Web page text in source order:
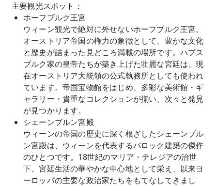
主要観光スポット：
ホーフブルク王宮
ウィーン観光で絶対に外せないホーフブルク王宮。
オーストリア帝国の権力の象徴として、豊かな文化
と歴史が詰まった見どころ満載の場所です。ハプス
ブルク家の皇帝たちが築き上げた壮麗な宮廷は、現
在オーストリア大統領の公式執務所としても使われ
ています。帝国宝物館をはじめ、多彩な美術館・ギ
ャラリー・貴重なコレクションが揃い、次々と発見
が見つかります。
シェーンブルン宮殿
ウィーンの帝国の歴史に深く根ざしたシェーンブル
ン宮殿は、ウィーンを代表するバロック建築の傑作
のひとつです。18世紀のマリア・テレジアの治世
下、宮廷生活の華やかな中心地として栄え、以来ヨ
ーロッパの主要な政治家たちをもてなしてきまし